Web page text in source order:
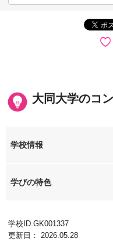
大同大学のコ
学校情報
学びの特色
学校ID.GK001337
更新日： 2026.05.28